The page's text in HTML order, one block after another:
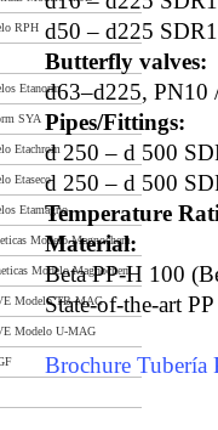
RPH
Etanorm
SYA
Etachrom
Etaseco
Etamagno
Modelo Magnochem
Modelo Magnochem
Modelo TB-MAG
Modelo U-MAG
d50 – d225
Butterfly valves:
d63–d225, PN10
Pipes/Fittings:
d 250 – d 500
d 250 – d 500
Temperature
Material:
Beta PP-H 100
State-of-the-art
Brochure Tubería